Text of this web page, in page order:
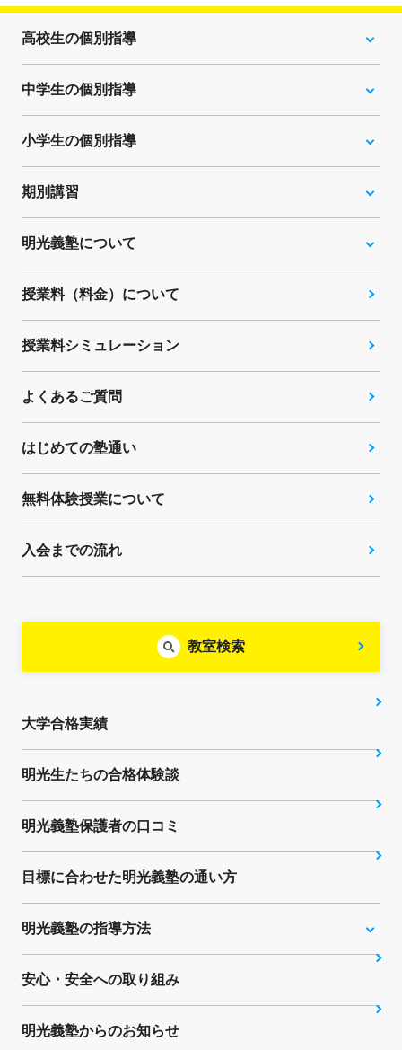
高校生の個別指導
中学生の個別指導
小学生の個別指導
期別講習
明光義塾について
授業料（料金）について
授業料シミュレーション
よくあるご質問
はじめての塾通い
無料体験授業について
入会までの流れ
教室検索
大学合格実績
明光生たちの合格体験談
明光義塾保護者の口コミ
目標に合わせた明光義塾の通い方
明光義塾の指導方法
安心・安全への取り組み
明光義塾からのお知らせ